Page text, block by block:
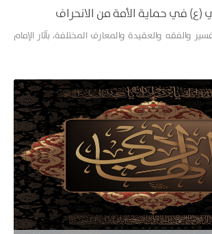
(ع) في حماية الأمة من الانحراف
والفقه والعقيدة والمعارف المختلفة، بآثار الإمام